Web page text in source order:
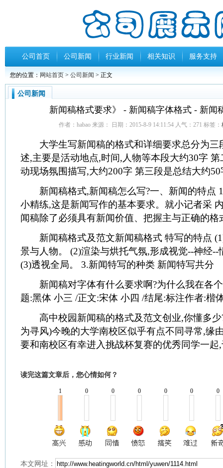
公司首页 公司新闻 行业新闻 相关知识 服务支持
您的位置： 网站首页 > 公司新闻 > 正文
公司新闻
新闻稿格式要求》 - 新闻稿字体格式 - 新闻
作者：habao 来源： 日期：2015-8-9 14:11:54 人气： 271 标签：
大学生写新闻稿的格式和详细要求总分为三
述,主要是活动地点,时间,人物等本段大约30字
动现场氛围描写,大约200字 第三段是总结大约50
新闻稿格式,新闻稿怎么写?一、新闻的特点
小精练,这是新闻写作的基本要求。就小记者采
闻稿除了必须具有新闻价值、把握主与正确的格
新闻稿格式及范文新闻稿格式 特写的特点
景与人物。 (2)渲染与烘托气氛,形成视觉--神经--
(3)透视全局。 3.新闻特写的种类 新闻特写共分
新闻稿对字体有什么要求啊?为什么我在各个
题:黑体 小三 /正文:宋体 小四 /结尾:标注作者:楷
高中校园新闻稿的格式及范文创业,你懂多少
为寻风)今晚的大学南校区似乎有点不同寻常,缘
要和南校区有幸进入挑战杯复赛的优秀同学一起
读完这篇文章后，您心情如何？
1 0 0 0 0 0 0
本文网址：